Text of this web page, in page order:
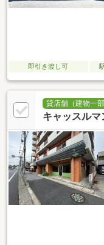
即引き渡し可
貸店舗（建物一部
キャッスル